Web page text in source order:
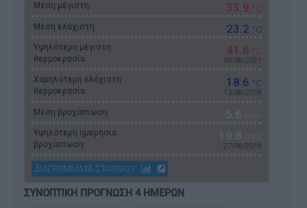
Μέση μέγιστη: 33.9 °C
Μέση ελάχιστη: 23.2 °C
Υψηλότερη μέγιστη
θερμοκρασία:
41.6 °C
05/08/2021
Χαμηλότερη ελάχιστη
θερμοκρασία:
18.6 °C
13/08/2018
Μέση βροχόπτωση: 5.6 mm
Υψηλότερη ημερήσια
βροχόπτωση:
19.8 mm
27/08/2018
ΔΙΑΓΡΑΜΜΑΤΑ ΣΤΑΘΜΟΥ
ΣΥΝΟΠΤΙΚΗ ΠΡΟΓΝΩΣΗ 4 ΗΜΕΡΩΝ